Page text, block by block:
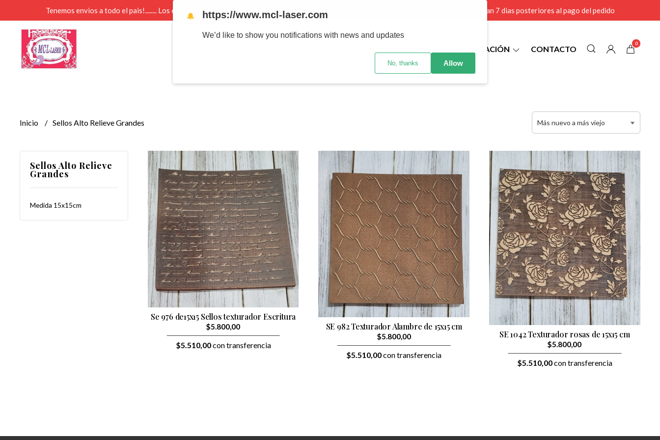
Tenemos envios a todo el pais!........ Los envios Por MENOR se realizan 48 hs habiles porteriores al pago , los pedidos por MAYOR se envian 7 dias posteriores al pago del pedido
INFORMACIÓN CONTACTO
0
Inicio Sellos Alto Relieve Grandes
Sellos Alto Relieve
Grandes
Medida 15x15cm
Se 976 de15x15 Sellos texturador Escritura
$5.800,00
$5.510,00con transferencia
SE 982 Texturador Alambre de 15x15 cm
$5.800,00
$5.510,00con transferencia
SE 1042 Texturador rosas de 15x15 cm
$5.800,00
$5.510,00con transferencia
🔔 https://www.mcl-laser.com
We’d like to show you notifications with news and updates
No, thanks Allow